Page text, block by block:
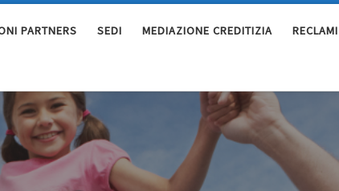
PARTNERS SEDI MEDIAZIONE CREDITIZIA RECLAMI